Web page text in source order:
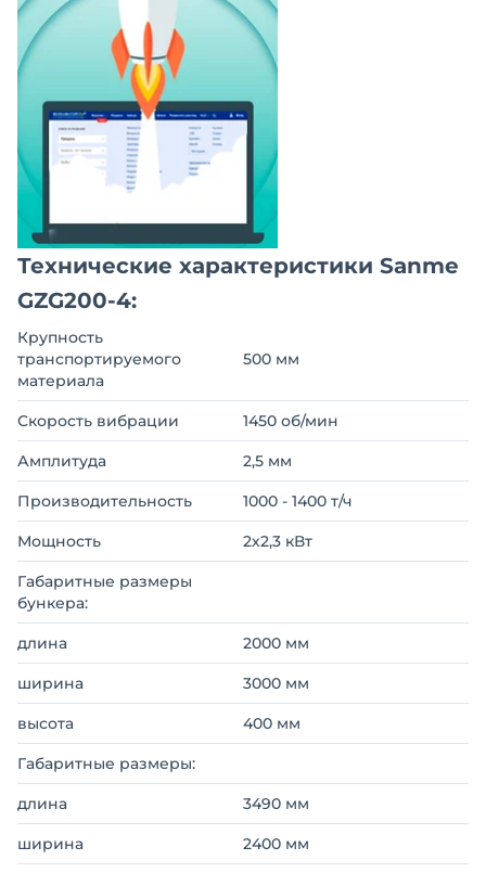
Технические характеристики Sanme
GZG200-4:
Крупность
транспортируемого
материала
500 мм
Скорость вибрации 1450 об/мин
Амплитуда 2,5 мм
Производительность 1000 - 1400 т/ч
Мощность 2х2,3 кВт
Габаритные размеры
бункера:
длина 2000 мм
ширина 3000 мм
высота 400 мм
Габаритные размеры:
длина 3490 мм
ширина 2400 мм